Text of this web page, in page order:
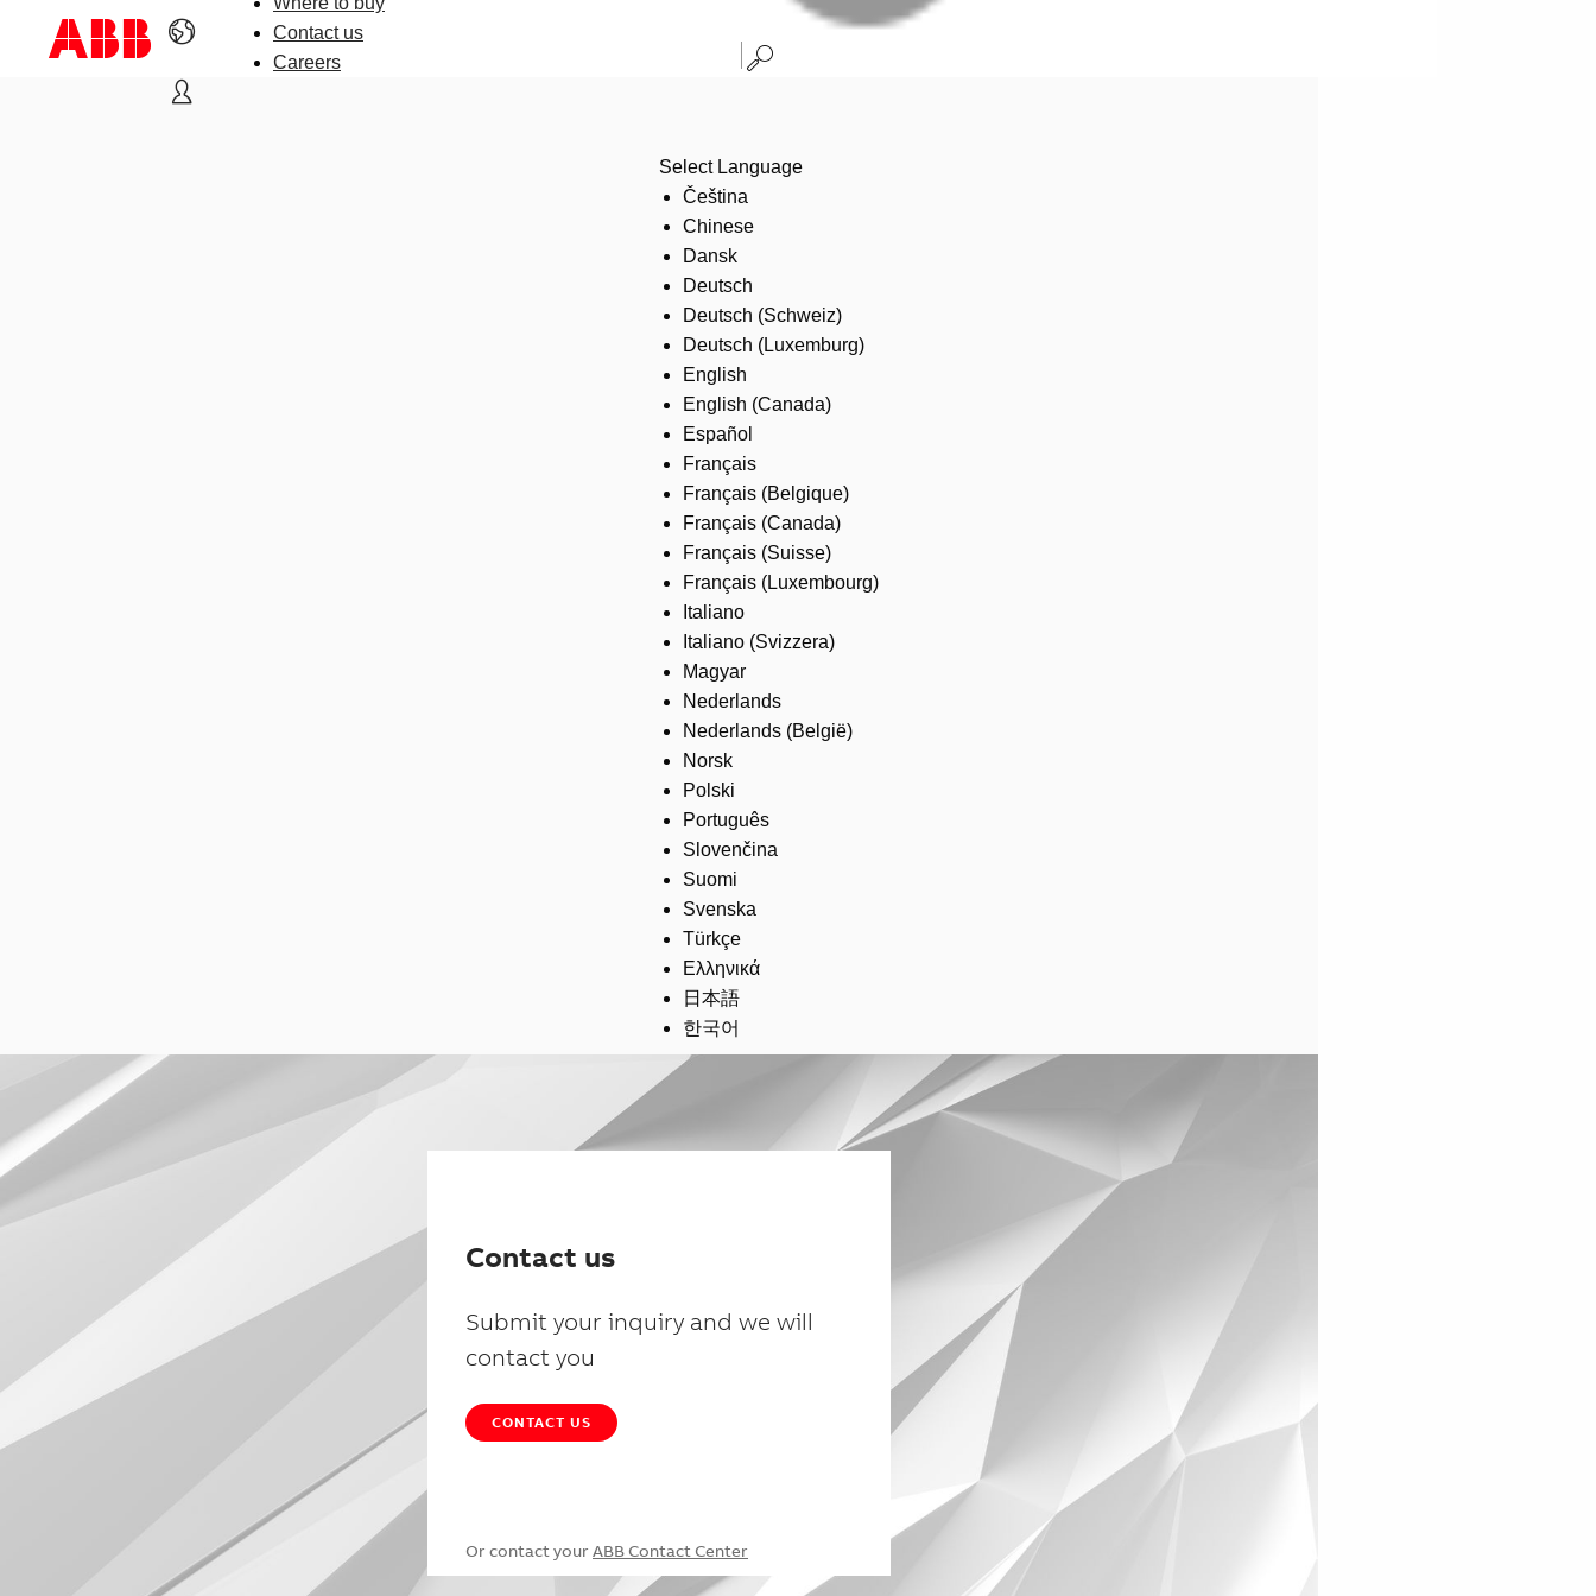
Contact us
Careers
Select Language
Čeština
Chinese
Dansk
Deutsch
Deutsch (Schweiz)
Deutsch (Luxemburg)
English
English (Canada)
Español
Français
Français (Belgique)
Français (Canada)
Français (Suisse)
Français (Luxembourg)
Italiano
Italiano (Svizzera)
Magyar
Nederlands
Nederlands (België)
Norsk
Polski
Português
Slovenčina
Suomi
Svenska
Türkçe
Ελληνικά
日本語
한국어
Contact us
Submit your inquiry and we will
contact you
CONTACT US
Or contact your ABB Contact Center